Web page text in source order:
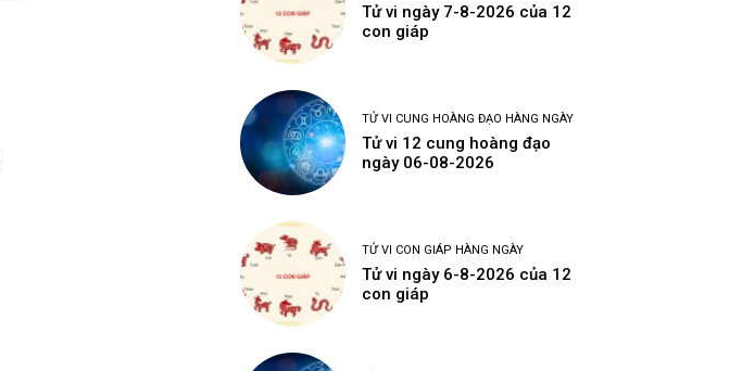
Tử vi ngày 7-8-2026 của 12
con giáp
TỬ VI CUNG HOÀNG ĐẠO HÀNG NGÀY
Tử vi 12 cung hoàng đạo
ngày 06-08-2026
TỬ VI CON GIÁP HÀNG NGÀY
Tử vi ngày 6-8-2026 của 12
con giáp